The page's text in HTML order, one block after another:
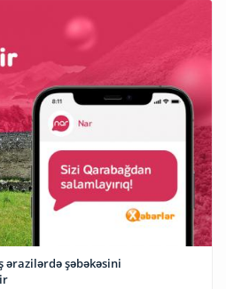
ərazilərdə şəbəkəsini